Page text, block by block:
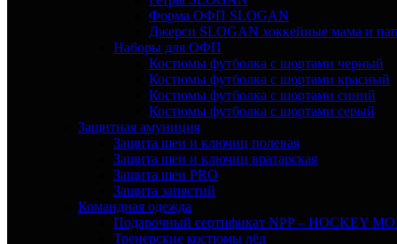
Форма ОФП SLOGAN
Джерси SLOGAN хоккейные мама и
Наборы для ОФП
Костюмы футболка с шортами черный
Костюмы футболка с шортами красный
Костюмы футболка с шортами синий
Костюмы футболка с шортами серый
Защитная амуниция
Защита шеи и ключиц полевая
Защита шеи и ключиц вратарская
Защита шеи PRO
Защита запястий
Командная одежда
Подарочный сертификат NPP – HOCKEY
Тренерские костюмы лёд